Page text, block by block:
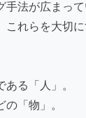
手法が広まっ
これらを大切
る「人」。
「物」。